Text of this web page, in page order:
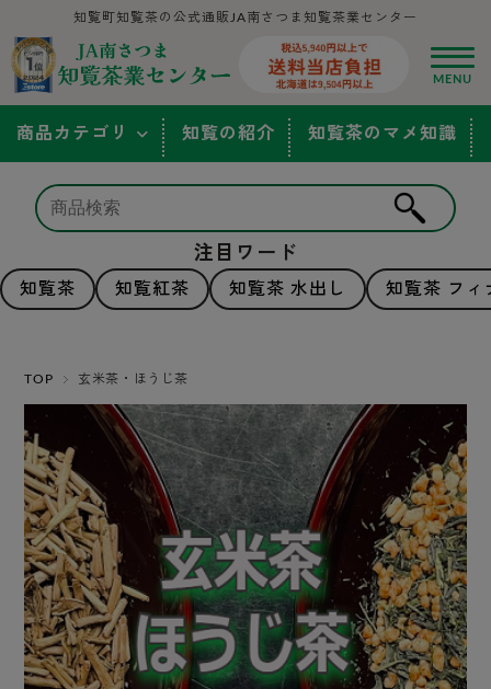
知覧町知覧茶の公式通販JA南さつま知覧茶業センター
商品カテゴリ 知覧の紹介 知覧茶のマメ知識
注目ワード
知覧茶 知覧紅茶 知覧茶 水出し 知覧茶 フィ
TOP 玄米茶・ほうじ茶